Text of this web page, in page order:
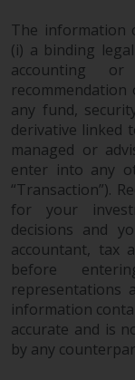
Diese
Fonds,
Zu den
gemäß
Act
Nicht-
The information
(i) a binding
accounting
any fund,
derivative linked
managed or
enter into any
“Transaction”).
for your
decisions and
accountant, tax
before
representations
information
accurate and is
by any